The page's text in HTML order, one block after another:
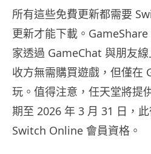
所有這些免費更新都需要
更新才能下載。
家透過 GameChat 與朋友
收方無需購買遊戲，但僅在
玩。值得注意，任天堂將提
期至 2026 年 3 月 31 日，
Switch Online 會員資格。